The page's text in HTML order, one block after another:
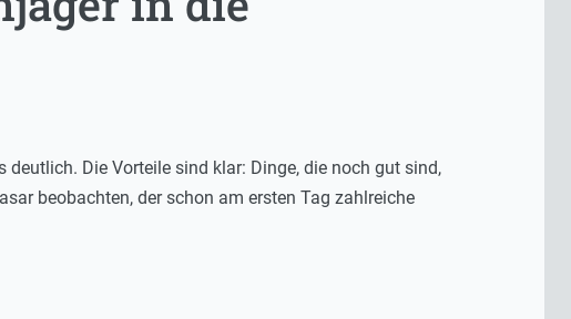
Die Vorteile sind klar: Dinge, die noch gut sind,
beobachten, der schon am ersten Tag zahlreiche